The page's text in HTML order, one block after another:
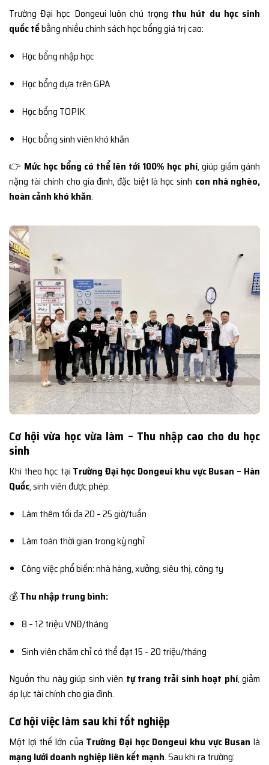
Trường Đại học Dongeui luôn chú trọng thu hút du học sinh
quốc tếbằng nhiều chính sách học bổng giá trị cao:
Học bổng nhập học
Học bổng dựa trên GPA
Học bổng TOPIK
Học bổng sinh viên khó khăn
👉 Mức học bổng có thể lên tới 100% học phí, giúp giảm gánh
nặng tài chính cho gia đình, đặc biệt là học sinh con nhà nghèo,
hoàn cảnh khó khăn.
Cơ hội vừa học vừa làm – Thu nhập cao cho du học
sinh
Khi theo học tại Trường Đại học Dongeui khu vực Busan – Hàn
Quốc, sinh viên được phép:
Làm thêm tối đa 20 – 25 giờ/tuần
Làm toàn thời gian trong kỳ nghỉ
Công việc phổ biến: nhà hàng, xưởng, siêu thị, công ty
💰Thu nhập trung bình:
8 – 12 triệu VNĐ/tháng
Sinh viên chăm chỉ có thể đạt 15 – 20 triệu/tháng
Nguồn thu này giúp sinh viên tự trang trải sinh hoạt phí, giảm
áp lực tài chính cho gia đình.
Cơ hội việc làm sau khi tốt nghiệp
Một lợi thế lớn của Trường Đại học Dongeui khu vực Busan là
mạng lưới doanh nghiệp liên kết mạnh. Sau khi ra trường: